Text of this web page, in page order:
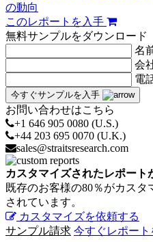
の動向
このレポートを入手
無料サンプルをダウンロード
名
会
電
今すぐサンプルを入手
お問い合わせはこちら
+1 646 905 0080 (U.S.)
+44 203 695 0070 (U.K.)
sales@straitsresearch.com
カスタマイズされたレポート
既存のお客様の80％がカス
されています。
カスタマイズを依頼する
サンプル請求 今すぐレポート